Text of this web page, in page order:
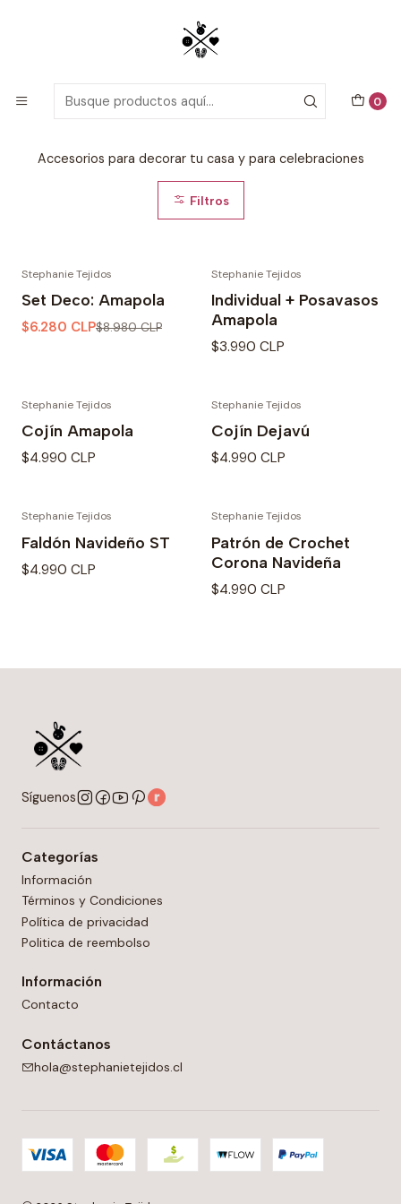
0
Patrones detallados en PDF con tutoriales en video, todo lo que
necesitas para comenzar tu próximo proyecto de crochet!
DecoCrochet
Accesorios para decorar tu casa y para celebraciones
Filtros
Stephanie Tejidos
Set Deco: Amapola
$6.280 CLP$8.980 CLP
Stephanie Tejidos
Individual + Posavasos
Amapola
$3.990 CLP
Stephanie Tejidos
Cojín Amapola
$4.990 CLP
Stephanie Tejidos
Cojín Dejavú
$4.990 CLP
Stephanie Tejidos
Faldón Navideño ST
$4.990 CLP
Stephanie Tejidos
Patrón de Crochet
Corona Navideña
$4.990 CLP
Síguenos
Categorías
Información
Términos y Condiciones
Política de privacidad
Politica de reembolso
Información
Contacto
Contáctanos
hola@stephanietejidos.cl